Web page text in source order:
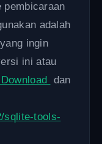
adalah
ingin
ini atau
dan
sqlite-tools-